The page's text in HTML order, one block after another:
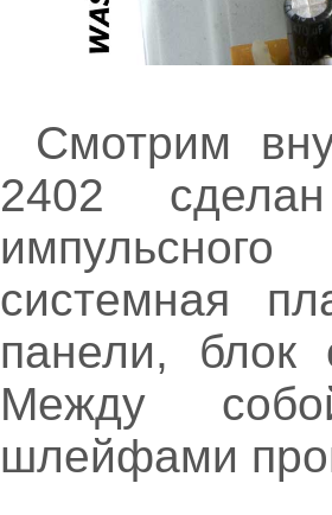
Смотрим
2402
системная
панели, блок
Между
шлейфами